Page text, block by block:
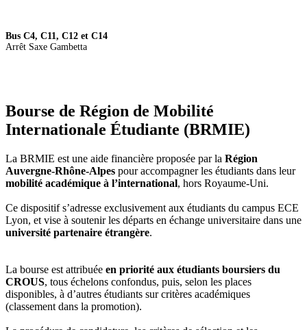
Bus C4, C11, C12 et C14
Arrêt Saxe Gambetta
Bourse de Région de Mobilité
Internationale Étudiante (BRMIE)
La BRMIE est une aide financière proposée par la Région
Auvergne-Rhône-Alpes pour accompagner les étudiants dans leur
mobilité académique à l’international, hors Royaume-Uni.
Ce dispositif s’adresse exclusivement aux étudiants du campus ECE
Lyon, et vise à soutenir les départs en échange universitaire dans une
université partenaire étrangère.
La bourse est attribuée en priorité aux étudiants boursiers du
CROUS, tous échelons confondus, puis, selon les places
disponibles, à d’autres étudiants sur critères académiques
(classement dans la promotion).